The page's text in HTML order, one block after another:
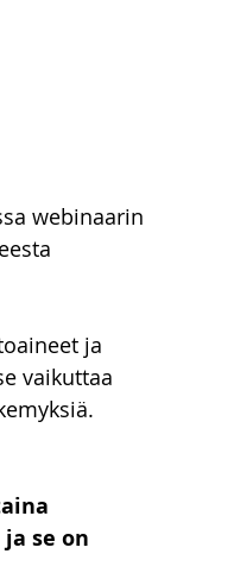
webinaarin
ja
vaikuttaa
se on